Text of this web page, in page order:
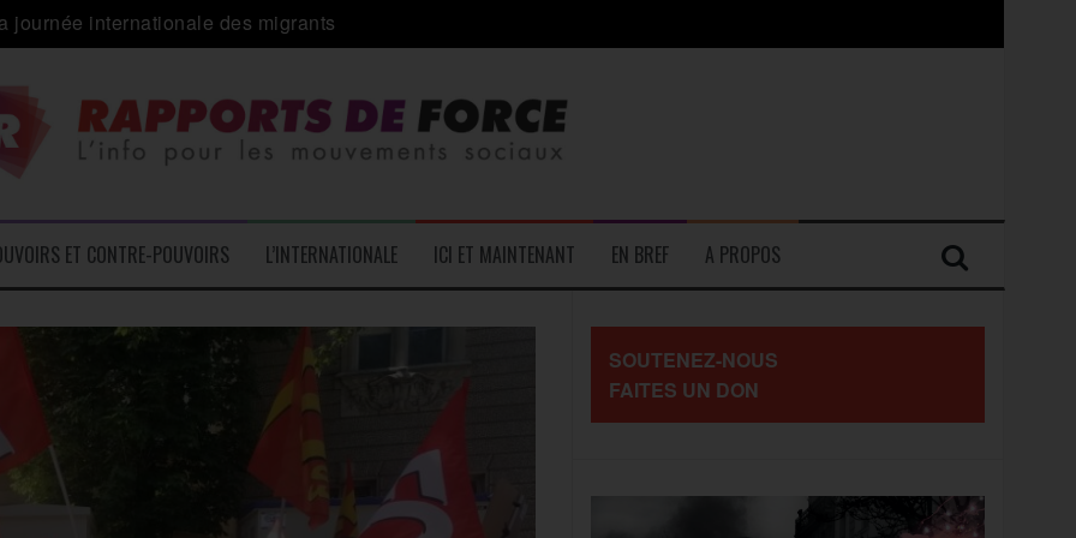
inédite » avec les associations d’usagers ?
– L’Actu des Oublié.es
contre « l’une des plus grandes attaques jamais menées contre les travailleurs »
ça peut marcher
médico-social
ET CONTRE-POUVOIRS L’INTERNATIONALE ICI ET MAINTENANT EN BREF A PROPOS
SOUTENEZ-NOUS
FAITES UN DON